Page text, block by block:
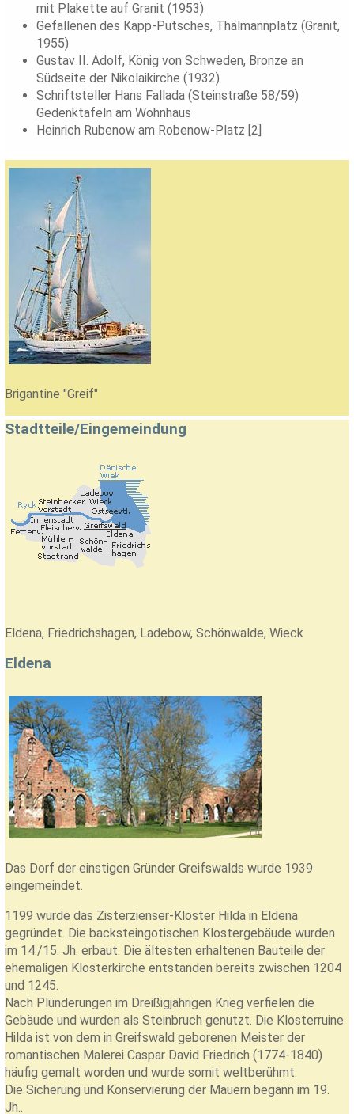
Brigantine "Greif"
mit Plakette auf Granit (1953)
Gefallenen des Kapp-Putsches, Thälmannplatz (Granit,
1955)
Gustav II. Adolf, König von Schweden, Bronze an
Südseite der Nikolaikirche (1932)
Schriftsteller Hans Fallada (Steinstraße 58/59)
Gedenktafeln am Wohnhaus
Heinrich Rubenow am Robenow-Platz [2]
Stadtteile/Eingemeindung
Eldena, Friedrichshagen, Ladebow, Schönwalde, Wieck
Eldena
Das Dorf der einstigen Gründer Greifswalds wurde 1939
eingemeindet.
1199 wurde das Zisterzienser-Kloster Hilda in Eldena
gegründet. Die backsteingotischen Klostergebäude wurden
im 14./15. Jh. erbaut. Die ältesten erhaltenen Bauteile der
ehemaligen Klosterkirche entstanden bereits zwischen 1204
und 1245.
Nach Plünderungen im Dreißigjährigen Krieg verfielen die
Gebäude und wurden als Steinbruch genutzt. Die Klosterruine
Hilda ist von dem in Greifswald geborenen Meister der
romantischen Malerei Caspar David Friedrich (1774-1840)
häufig gemalt worden und wurde somit weltberühmt.
Die Sicherung und Konservierung der Mauern begann im 19.
Jh..